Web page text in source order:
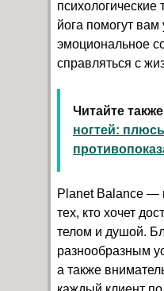
психологические
йога помогут
эмоциональное
справляться с
Читайте
ногтей:
Planet Balance —
тех, кто хочет
телом и душой.
разнообразным
а также